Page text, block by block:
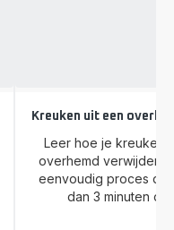
Kreuken uit een
Leer hoe je kreuken
overhemd verwijdert
eenvoudig proces dat
dan 3 minuten